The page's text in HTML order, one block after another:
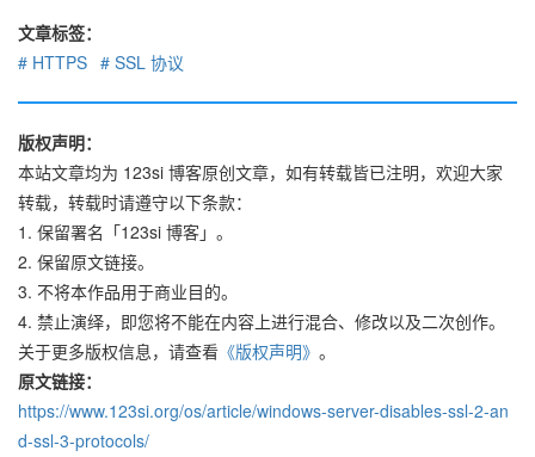
文章标签：
HTTPS
SSL 协议
版权声明：
本站文章均为 123si 博客原创文章，如有转载皆已注明，欢迎大家
转载，转载时请遵守以下条款：
1. 保留署名「123si 博客」。
2. 保留原文链接。
3. 不将本作品用于商业目的。
4. 禁止演绎，即您将不能在内容上进行混合、修改以及二次创作。
关于更多版权信息，请查看 《版权声明》 。
原文链接：
https://www.123si.org/os/article/windows-server-disables-ssl-2-an
d-ssl-3-protocols/